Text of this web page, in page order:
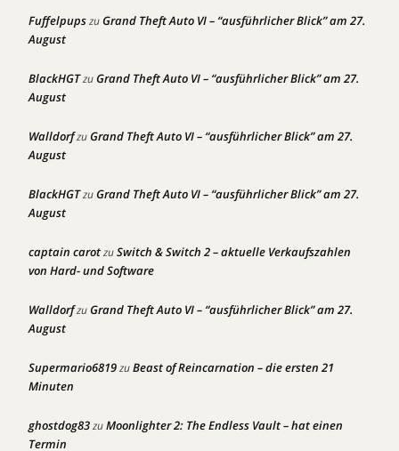
FuffelpupszuGrand Theft Auto VI – “ausführlicher Blick” am 27.
August
BlackHGTzuGrand Theft Auto VI – “ausführlicher Blick” am 27.
August
WalldorfzuGrand Theft Auto VI – “ausführlicher Blick” am 27.
August
BlackHGTzuGrand Theft Auto VI – “ausführlicher Blick” am 27.
August
captain carotzuSwitch & Switch 2 – aktuelle Verkaufszahlen
von Hard- und Software
WalldorfzuGrand Theft Auto VI – “ausführlicher Blick” am 27.
August
Supermario6819zuBeast of Reincarnation – die ersten 21
Minuten
ghostdog83zuMoonlighter 2: The Endless Vault – hat einen
Termin